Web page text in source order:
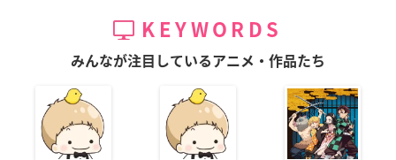
KEYWORDS
みんなが注目しているアニメ・作品たち